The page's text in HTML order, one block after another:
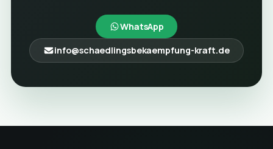
WhatsApp
info@schaedlingsbekaempfung-kraft.de